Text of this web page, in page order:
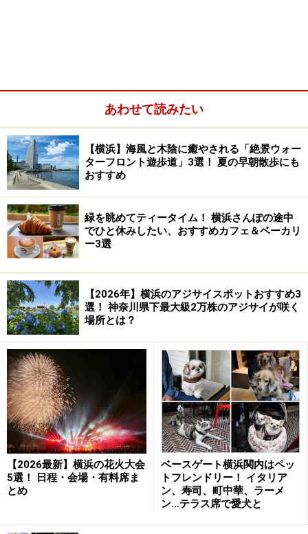
俺の胃袋の初恋相手!?の優しい味のナポリタン
『孤独のグルメ』過去にも登場した横浜の名店
五郎さん曰く「由緒正しいファミリーレス
トランだ」
五郎さんが案内されたのは奥の4人掛けテーブル
「トルーヴィル」は、ご夫婦で営む洋食屋さん。場所は
横浜市南区真金町。横浜市営地下鉄 伊勢佐木長者町駅と
阪東橋駅の中間に位置します。「ピザ＆パスタ」「ファ
ミリーレストラン」と書かれている看板が目印です。
まず五郎さんがオーダーしたのは「ハンバーグチーズの
せ（900円）※」「牛ヒレしょうが焼き（2200円）」。※
番組ではランチメニューのひとつとして登場
店内を見渡して、「
ファミレスではない、由緒正しいフ
」と。
あわせて読みたい
【横浜】海風と木陰に癒やされる「絶景ウォー
ターフロント遊歩道」3選！ 夏の早朝散歩にも
おすすめ
緑を眺めてティータイム！ 横浜さんぽの途中
でひと休みしたい、おすすめカフェ＆ベーカリ
ー3選
【2026年】横浜のアジサイスポットおすすめ3
選！ 神奈川県下最大級2万株のアジサイが咲く
場所とは？
【2026最新】横浜の花火大会
5選！ 日程・会場・有料席ま
とめ
ベースゲート横浜関内はペッ
トフレンドリー！ イタリア
ン、寿司、町中華、ラーメ
ン…テラス席で愛犬と